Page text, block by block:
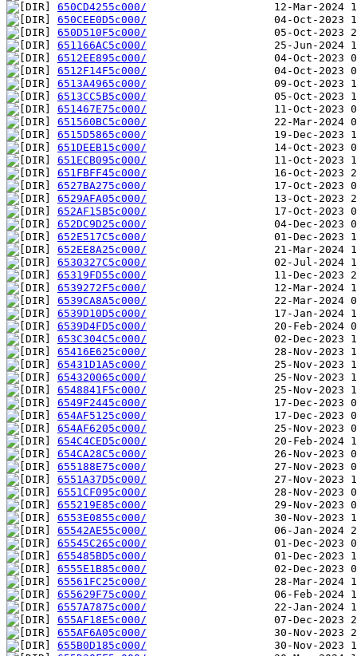
650CD4255c000/
650CEE0D5c000/
650D510F5c000/
651166AC5c000/
6512EE895c000/
6512F14F5c000/
6513A4965c000/
6513CC5B5c000/
651467E75c000/
651560BC5c000/
6515D5865c000/
651DEEB15c000/
651ECB095c000/
651FBFF45c000/
6527BA275c000/
6529AFA05c000/
652AF15B5c000/
652DC9D25c000/
652E517C5c000/
652EE8A25c000/
6530327C5c000/
65319FD55c000/
6539272F5c000/
6539CA8A5c000/
6539D10D5c000/
6539D4FD5c000/
653C304C5c000/
65416E625c000/
65431D1A5c000/
654320065c000/
6548841F5c000/
6549F2445c000/
654AF5125c000/
654AF6205c000/
654C4CED5c000/
654CA28C5c000/
655188E75c000/
6551A37D5c000/
6551CF095c000/
655219E85c000/
6553E0855c000/
65542AE55c000/
65545C265c000/
655485BD5c000/
6555E1B85c000/
65561FC25c000/
655629F75c000/
6557A7875c000/
655AF18E5c000/
655AF6A05c000/
655B0D185c000/